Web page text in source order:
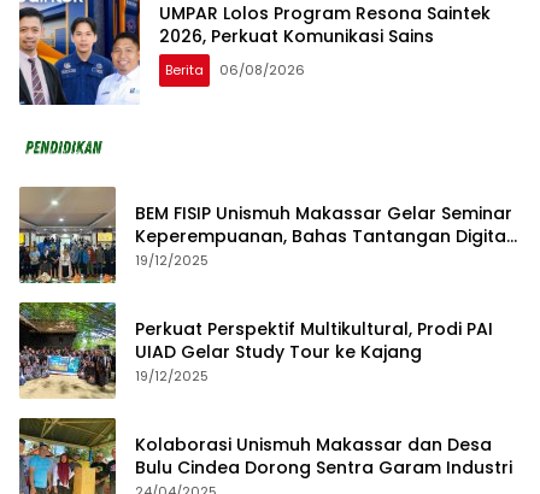
UMPAR Lolos Program Resona Saintek
2026, Perkuat Komunikasi Sains
Berita 06/08/2026
BEM FISIP Unismuh Makassar Gelar Seminar
Keperempuanan, Bahas Tantangan Digital
dan Budaya Lokal
19/12/2025
Perkuat Perspektif Multikultural, Prodi PAI
UIAD Gelar Study Tour ke Kajang
19/12/2025
Kolaborasi Unismuh Makassar dan Desa
Bulu Cindea Dorong Sentra Garam Industri